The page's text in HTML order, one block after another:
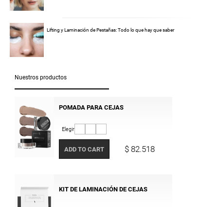
Lifting y Laminación de Pestañas: Todo lo que hay que saber
Nuestros productos
POMADA PARA CEJAS
Elegir
ADD TO CART $ 82.518
KIT DE LAMINACIÓN DE CEJAS